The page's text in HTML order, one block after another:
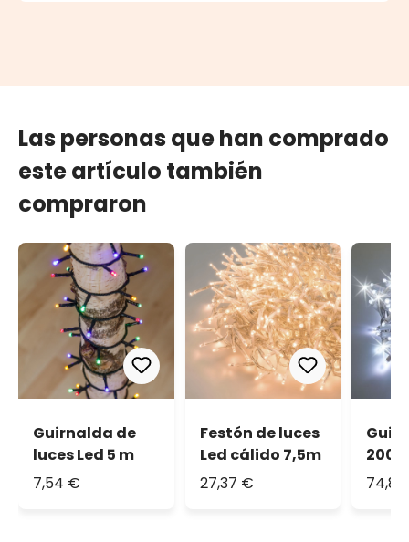
Las personas que han comprado
este artículo también
compraron
Guirnalda de
luces Led 5 m
7,54 €
Festón de luces
Led cálido 7,5m
27,37 €
200